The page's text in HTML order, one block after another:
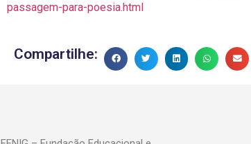
passagem-para-poesia.html
Compartilhe: